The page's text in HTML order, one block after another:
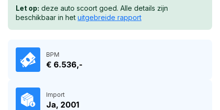
Let op: deze auto scoort goed. Alle details zijn
beschikbaar in het uitgebreide rapport
BPM
€ 6.536,-
Import
Ja, 2001